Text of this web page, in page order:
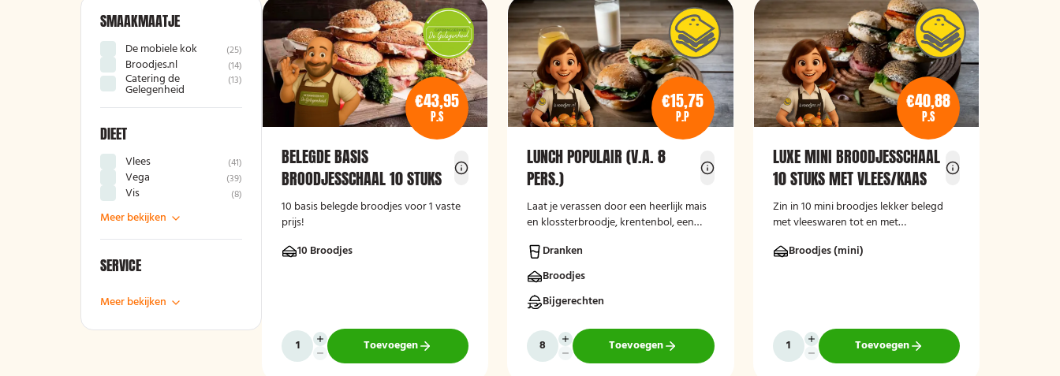
SMAAKMAATJE
De mobiele kok (25)
Broodjes.nl (14)
Catering de
Gelegenheid
(13)
DIEET
Vlees (41)
Vega (39)
Vis (8)
Meer bekijken
SERVICE
Meer bekijken
€43,95
P.S
BELEGDE BASIS
BROODJESSCHAAL 10 STUKS
10 basis belegde broodjes voor 1 vaste
prijs!
10 Broodjes
Toevoegen
€15,75
P.P
LUNCH POPULAIR (V.A. 8
PERS.)
Laat je verassen door een heerlijk mais
en klossterbroodje, krentenbol, een
Dranken
Broodjes
Bijgerechten
Toevoegen
€40,88
P.S
LUXE MINI BROODJESSCHAAL
10 STUKS MET VLEES/KAAS
Zin in 10 mini broodjes lekker belegd
met vleeswaren tot en met
deze luxe broodschaal 10 stuks!
Broodjes (mini)
Toevoegen